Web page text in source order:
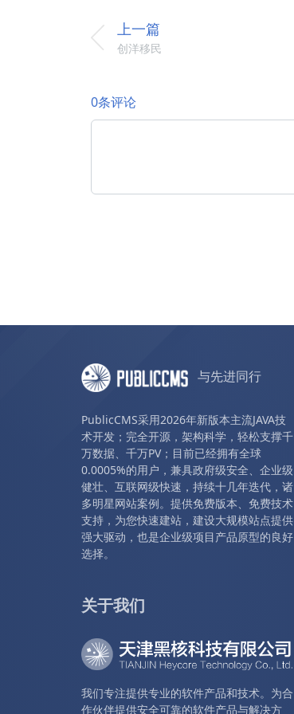
上一篇
创洋移民
0条评论
与先进同行
PublicCMS采用2026年新版本主流JAVA技
术开发；完全开源，架构科学，轻松支撑千
万数据、千万PV；目前已经拥有全球
0.0005%的用户，兼具政府级安全、企业级
健壮、互联网级快速，持续十几年迭代，诸
多明星网站案例。提供免费版本、免费技术
支持，为您快速建站，建设大规模站点提供
强大驱动，也是企业级项目产品原型的良好
选择。
关于我们
我们专注提供专业的软件产品和技术。为合
作伙伴提供安全可靠的软件产品与解决方